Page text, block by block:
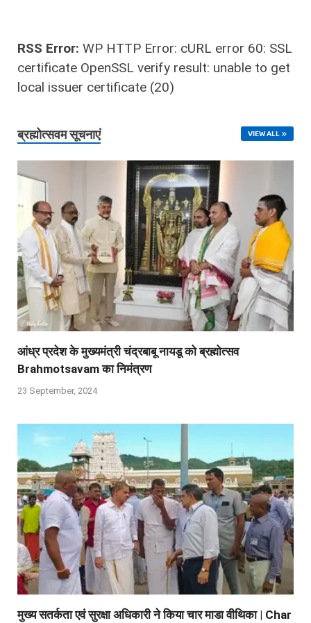
RSS Error: WP HTTP Error: cURL error 60: SSL
certificate OpenSSL verify result: unable to get
local issuer certificate (20)
ब्रह्मोत्‍सवम सूचनाएं VIEW ALL
आंध्र प्रदेश के मुख्यमंत्री चंद्रबाबू नायडू को ब्रह्मोत्सव
Brahmotsavam का निमंत्रण
23 September, 2024
मुख्य सतर्कता एवं सुरक्षा अधिकारी ने किया चार माडा वीथिका | Char